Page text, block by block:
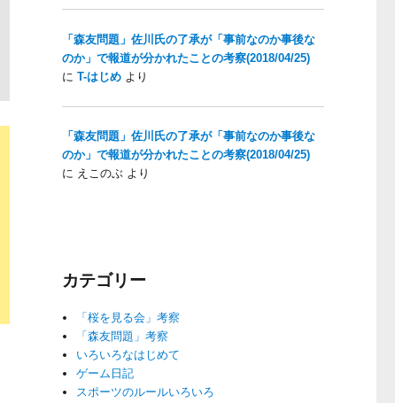
「森友問題」佐川氏の了承が「事前なのか事後な
のか」で報道が分かれたことの考察(2018/04/25)
に T-はじめより
「森友問題」佐川氏の了承が「事前なのか事後な
のか」で報道が分かれたことの考察(2018/04/25)
に えこのぶより
カテゴリー
「桜を見る会」考察
「森友問題」考察
いろいろなはじめて
ゲーム日記
スポーツのルールいろいろ